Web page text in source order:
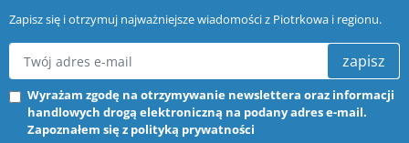
Zapisz się i otrzymuj najważniejsze wiadomości z Piotrkowa i regionu.
zapisz
Wyrażam zgodę na otrzymywanie newslettera oraz informacji
handlowych drogą elektroniczną na podany adres e-mail.
Zapoznałem się z polityką prywatności